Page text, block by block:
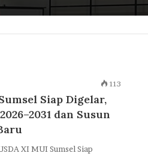
113
Siap Digelar,
dan Susun
XI MUI Sumsel Siap